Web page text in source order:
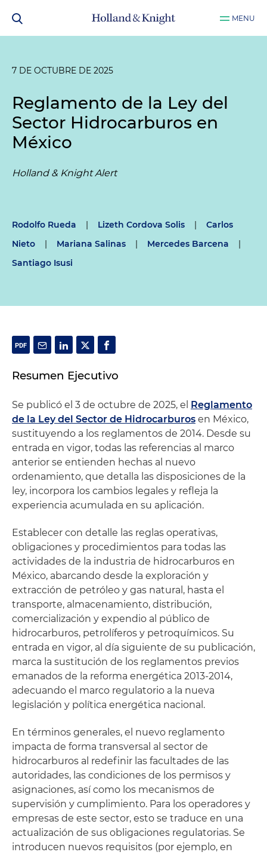
MENU
7 DE OCTUBRE DE 2025
Reglamento de la Ley del
Sector Hidrocarburos en
México
Holland & Knight Alert
Rodolfo Rueda | Lizeth Cordova Solis |
Carlos
Nieto
| Mariana Salinas | Mercedes Barcena
|
Santiago Isusi
Resumen Ejecutivo
Se publicó el 3 de octubre de 2025, el Reglamento
de la Ley del Sector de Hidrocarburos en México,
sustituyendo a los reglamentos de 2014. Desde su
entrada en vigor, todas las referencias al marco
anterior se entienden hechas al nuevo
ordenamiento, que detalla las disposiciones de la
ley, incorpora los cambios legales y refleja la
experiencia acumulada en su aplicación.
Establecer con detalle las reglas operativas,
obligaciones y procedimientos para todas las
actividades de la industria de hidrocarburos en
México, abarcando desde la exploración y
extracción de petróleo y gas natural, hasta el
transporte, almacenamiento, distribución,
comercialización y expendio al público de
hidrocarburos, petrolíferos y petroquímicos. Su
entrada en vigor, al día siguiente de su publicación,
marca la sustitución de los reglamentos previos
emanados de la reforma energética 2013-2014,
adecuando el marco regulatorio a la nueva
legislación y política energética nacional.
En términos generales, el nuevo reglamento
impacta de forma transversal al sector de
hidrocarburos al redefinir las facultades de las
autoridades, las condiciones de los permisos y
asignaciones, así como los mecanismos de
supervisión y cumplimiento. Para los operadores y
empresas de este sector, esto se traduce en una
actualización de sus obligaciones regulatorias. Se
introducen nuevos requisitos (por ejemplo, en